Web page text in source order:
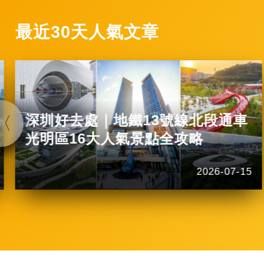
最近30天人氣文章
深圳好去處｜地鐵13號線北段通車
光明區16大人氣景點全攻略
2026-07-15